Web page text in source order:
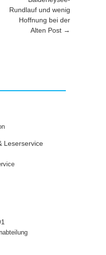
Rundlauf und wenig
Hoffnung bei der
Alten Post →
Leserservice